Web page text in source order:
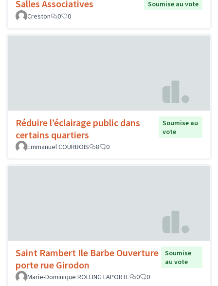
Salles Associatives
Soumise au vote
Creston
0 0
Réduire l’éclairage public dans
certains quartiers
Soumise au
vote
Emmanuel COURBOIS
8 0
Saint Rambert Ile Barbe Ouverture
porte rue Girodon
Soumise
au vote
Marie-Dominique ROLLING LAPORTE
0 0